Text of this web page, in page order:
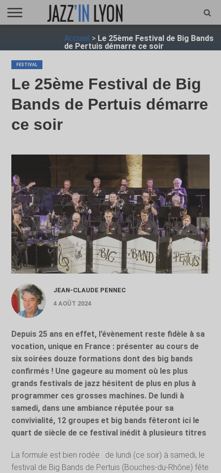
JAZZ
Accueil > Le 25ème Festival de Big Bands
de Pertuis démarre ce soir
FESTIVAL
Le 25ème Festival de Big
Bands de Pertuis démarre
ce soir
JEAN-CLAUDE PENNEC
4 AOÛT 2024
Depuis 25 ans en effet, l’évènement reste fidèle à sa
vocation, unique en France : présenter au cours de
six soirées douze formations dont des big bands
confirmés ! Une gageure au moment où les plus
grands festivals de jazz hésitent de plus en plus à
programmer ces grosses machines. De lundi à
samedi, dans une ambiance réputée pour sa
convivialité, 12 groupes et big bands fêteront ici le
quart de siècle de ce festival inédit à plusieurs titres
La formule est bien rodée : de lundi (ce soir) à samedi, le
festival de Big Bands de Pertuis (Bouches-du-Rhône) fête